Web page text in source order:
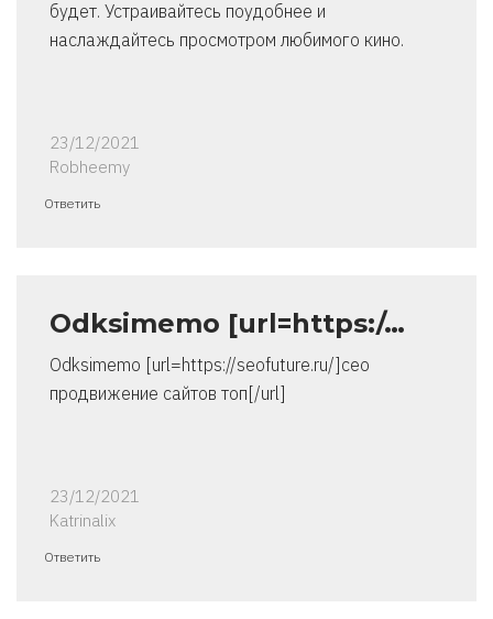
будет. Устраивайтесь поудобнее и
наслаждайтесь просмотром любимого кино.
23/12/2021
Robheemy
Ответить
Odksimemo [url=https:/…
Odksimemo [url=https://seofuture.ru/]сео
продвижение сайтов топ[/url]
23/12/2021
Katrinalix
Ответить